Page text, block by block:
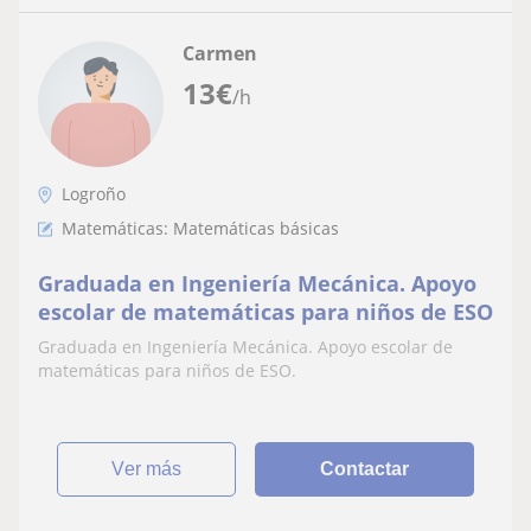
13€/h
Carmen
Logroño
Matemáticas: Matemáticas básicas
Graduada en Ingeniería Mecánica. Apoyo
escolar de matemáticas para niños de ESO
Graduada en Ingeniería Mecánica. Apoyo escolar de
matemáticas para niños de ESO.
ver más Contactar